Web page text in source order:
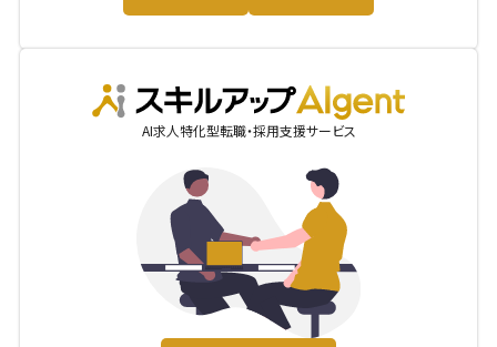
AIgent
AI求人特化型転職・採用支援サービス